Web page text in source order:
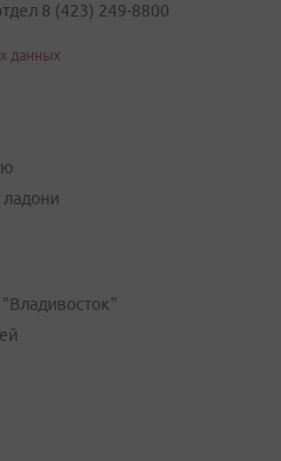
8 (423) 249-8800
данных
ладони